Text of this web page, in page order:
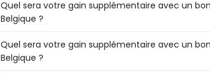
Quel sera votre gain supplémentaire avec un
Belgique ?
Quel sera votre gain supplémentaire avec un
Belgique ?